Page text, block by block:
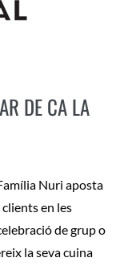
DE CA LA
Nuri aposta
en les
de grup o
la seva cuina